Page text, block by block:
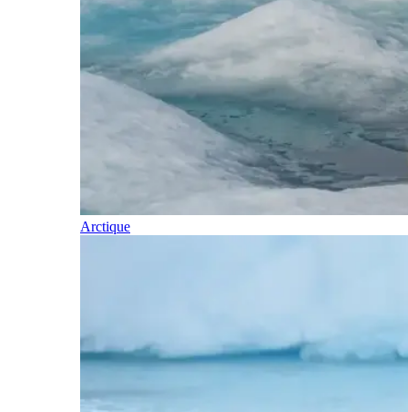
Arctique